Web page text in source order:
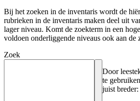
Bij het zoeken in de inventaris wordt de
rubrieken in de inventaris maken deel uit
lager niveau. Komt de zoekterm in een
voldoen onderliggende niveaus ook aan de
Zoek
Door
te
juist breder: